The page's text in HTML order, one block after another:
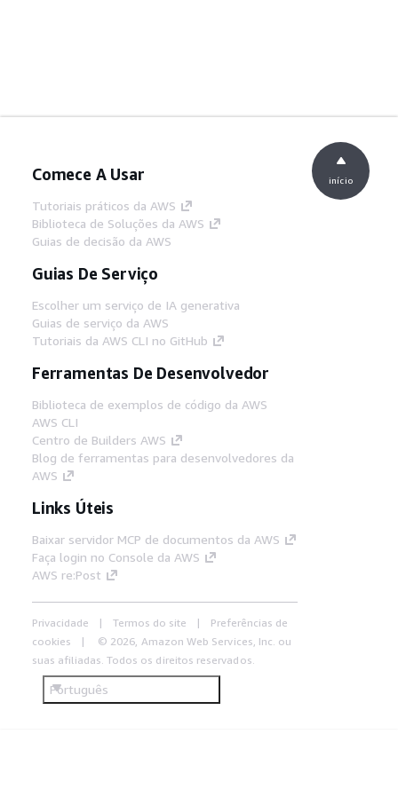
Comece A Usar
Tutoriais práticos da AWS
Biblioteca de Soluções da AWS
Guias de decisão da AWS
Guias De Serviço
Escolher um serviço de IA generativa
Guias de serviço da AWS
Tutoriais da AWS CLI no GitHub
Ferramentas De Desenvolvedor
Biblioteca de exemplos de código da AWS
AWS CLI
Centro de Builders AWS
Blog de ferramentas para desenvolvedores da
AWS
Links Úteis
Baixar servidor MCP de documentos da AWS
Faça login no Console da AWS
AWS re:Post
Privacidade Termos do site
Preferências de
cookies
© 2026, Amazon Web Services, Inc. ou
suas afiliadas. Todos os direitos reservados.
Português
início